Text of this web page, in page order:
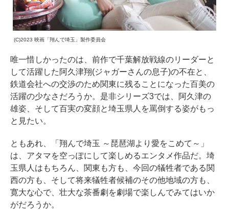
(C)2023 映画「翔んで埼玉」製作委員会
唯一惜しかったのは、前作で千葉解放戦線のリーダーと
して活躍した阿久津翔(ジャガーさんの息子)の不在と、
鉄道会社への交渉のため関東に残ることになった百美の
活躍の少なさだろうか。是非シリーズ3では、阿久津の
雄姿、そして百実の変顔と埼玉県人を罵倒する姿がもっ
と見たい。
ともあれ、「翔んで埼玉 ～琵琶湖より愛をこめて～」
は、アタマを空っぽにして楽しめるエンタメ作品だ。埼
玉県人はもちろん、関東も方も、今回の犠牲者である関
西の方も、そして将来犠牲者候補のその他地域の方も、
寛大な心で、壮大な茶番劇を劇場で楽しんでみてはいか
がだろうか。